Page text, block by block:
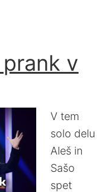
v
V tem
solo delu
Aleš in
Sašo
spet